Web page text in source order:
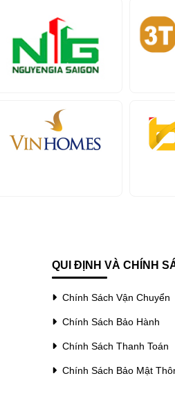
QUI ĐỊNH VÀ CHÍNH
Chính Sách Vận Chuyển
Chính Sách Bảo Hành
Chính Sách Thanh Toán
Chính Sách Bảo Mật